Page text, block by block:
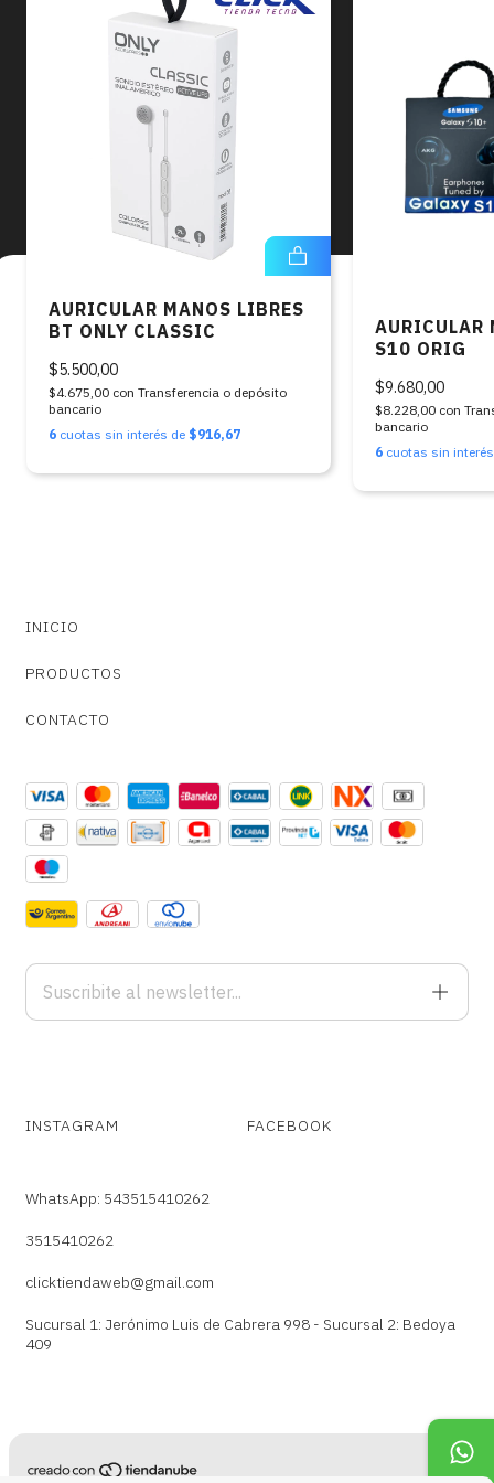
AURICULAR MANOS LIBRES
BT ONLY CLASSIC
$5.500,00
$4.675,00 con Transferencia o depósito
bancario
6 cuotas sin interés de $916,67
AURICULAR
S10 ORIG
$9.680,00
$8.228,00 con
bancario
6 cuotas sin
INICIO
PRODUCTOS
CONTACTO
INSTAGRAM FACEBOOK
WhatsApp: 543515410262
3515410262
clicktiendaweb@gmail.com
Sucursal 1: Jerónimo Luis de Cabrera 998 - Sucursal 2: Bedoya
409